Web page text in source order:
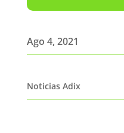
Ago 4, 2021
Noticias Adix